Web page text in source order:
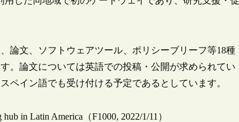
論文、ソフトウェアツール、ポリシーブリーフ等18種
。論文については英語での投稿・公開が求められてい
ペイン語でも受け付ける予定であるとしています。
in Latin America（F1000, 2022/1/11）